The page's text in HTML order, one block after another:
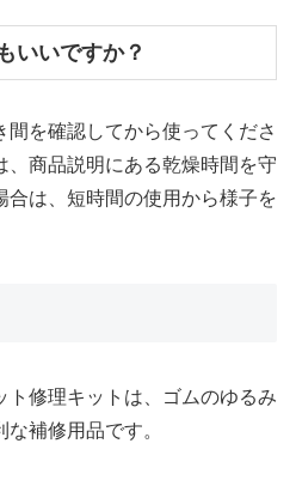
いいですか？
を確認してから使ってくださ
、商品説明にある乾燥時間を守
合は、短時間の使用から様子を
ト修理キットは、ゴムのゆるみ
補修用品です。